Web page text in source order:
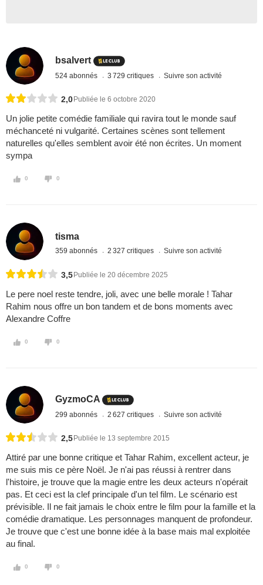
bsalvert
524 abonnés 3 729 critiques Suivre son activité
2,0 Publiée le 6 octobre 2020
Un jolie petite comédie familiale qui ravira tout le monde sauf
méchanceté ni vulgarité. Certaines scènes sont tellement
naturelles qu'elles semblent avoir été non écrites. Un moment
sympa
0 0
tisma
359 abonnés 2 327 critiques Suivre son activité
3,5 Publiée le 20 décembre 2025
Le pere noel reste tendre, joli, avec une belle morale ! Tahar
Rahim nous offre un bon tandem et de bons moments avec
Alexandre Coffre
0 0
GyzmoCA
299 abonnés 2 627 critiques Suivre son activité
2,5 Publiée le 13 septembre 2015
Attiré par une bonne critique et Tahar Rahim, excellent acteur, je
me suis mis ce père Noël. Je n'ai pas réussi à rentrer dans
l'histoire, je trouve que la magie entre les deux acteurs n'opérait
pas. Et ceci est la clef principale d'un tel film. Le scénario est
prévisible. Il ne fait jamais le choix entre le film pour la famille et la
comédie dramatique. Les personnages manquent de profondeur.
Je trouve que c'est une bonne idée à la base mais mal exploitée
au final.
0 0